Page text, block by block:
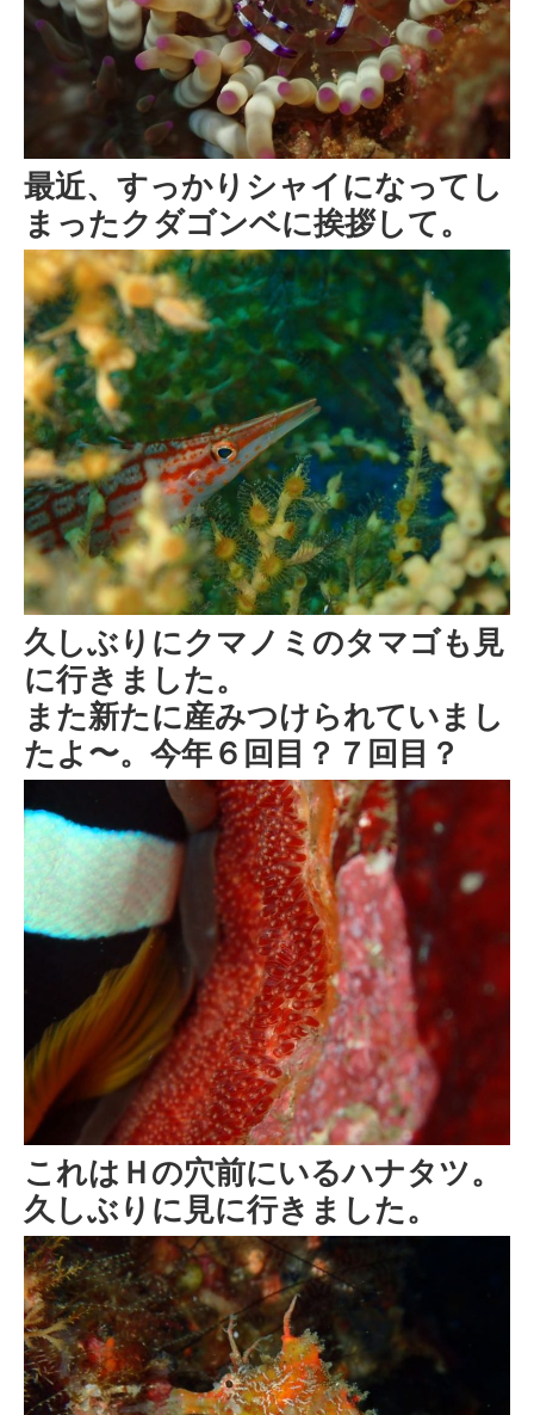
最近、すっかりシャイになってし
まったクダゴンベに挨拶して。
久しぶりにクマノミのタマゴも見
に行きました。
また新たに産みつけられていまし
たよ〜。今年６回目？７回目？
これはＨの穴前にいるハナタツ。
久しぶりに見に行きました。